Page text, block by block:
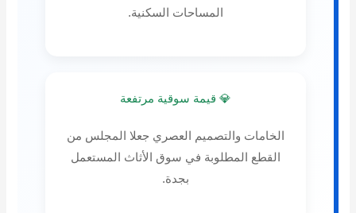
المساحات السكنية.
💎 قيمة سوقية مرتفعة
الخامات والتصميم العصري جعلا المجلس من
القطع المطلوبة في سوق الأثاث المستعمل
بجدة.